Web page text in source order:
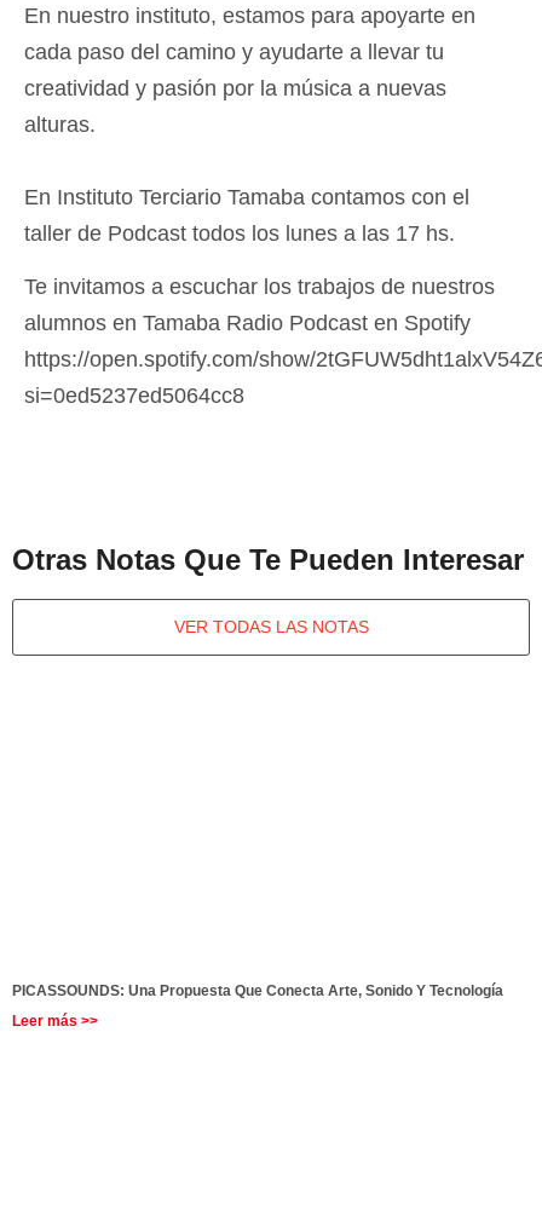
En nuestro instituto, estamos para apoyarte en
cada paso del camino y ayudarte a llevar tu
creatividad y pasión por la música a nuevas
alturas.
En Instituto Terciario Tamaba contamos con el
taller de Podcast todos los lunes a las 17 hs.
Te invitamos a escuchar los trabajos de nuestros
alumnos en Tamaba Radio Podcast en Spotify
https://open.spotify.com/show/
si=0ed5237ed5064cc8
Otras Notas Que Te Pueden Interesar
VER TODAS LAS NOTAS
PICASSOUNDS: Una Propuesta Que Conecta Arte, Sonido Y Tecnología
Leer más >>